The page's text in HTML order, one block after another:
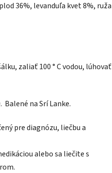
36%, levanduľa kvet 8%, ruža
zaliať 100 ° C vodou, lúhovať
Balené na Srí Lanke.
pre diagnózu, liečbu a
alebo sa liečite s